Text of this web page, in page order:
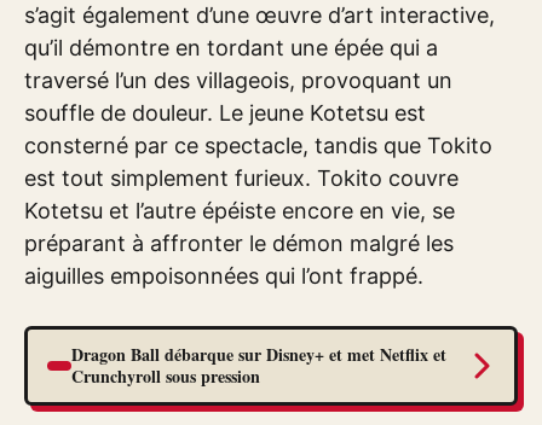
s’agit également d’une œuvre d’art interactive,
qu’il démontre en tordant une épée qui a
traversé l’un des villageois, provoquant un
souffle de douleur. Le jeune Kotetsu est
consterné par ce spectacle, tandis que Tokito
est tout simplement furieux. Tokito couvre
Kotetsu et l’autre épéiste encore en vie, se
préparant à affronter le démon malgré les
aiguilles empoisonnées qui l’ont frappé.
Dragon Ball débarque sur Disney+ et met Netflix et
Crunchyroll sous pression